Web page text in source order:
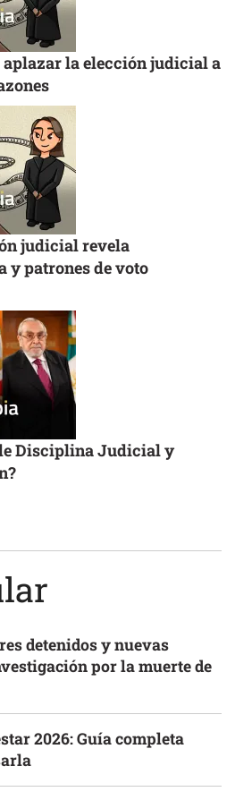
la elección judicial a
judicial revela
patrones de voto
Disciplina Judicial y
detenidos y nuevas
por la muerte de
2026: Guía completa